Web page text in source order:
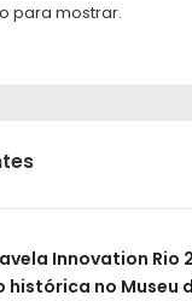
para mostrar.
Innovation Rio
histórica no Museu